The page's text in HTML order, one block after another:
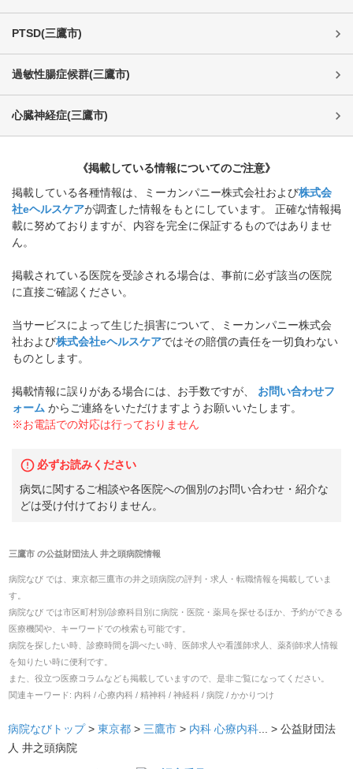
PTSD(三鷹市)
過敏性腸症候群(三鷹市)
心臓神経症(三鷹市)
《掲載している情報についてのご注意》
掲載している各種情報は、ミーカンパニー株式会社および株式会
社eヘルスケアが調査した情報をもとにしています。 正確な情報掲
載に努めておりますが、内容を完全に保証するものではありませ
ん。
掲載されている医院を受診される場合は、事前に必ず該当の医院
に直接ご確認ください。
当サービスによって生じた損害について、ミーカンパニー株式会
社および株式会社eヘルスケアではその賠償の責任を一切負わない
ものとします。
掲載情報に誤りがある場合には、お手数ですが、
お問い合わせフ
ォーム からご連絡をいただけますようお願いいたします。
※お電話での対応は行っておりません
必ずお読みください
病気に関するご相談や各医院への個別のお問い合わせ・紹介な
どは受け付けておりません。
三鷹市の公益財団法人 井之頭病院情報
病院なび では、 東京都三鷹市の井之頭病院の評判・求人・転職情報を掲載していま
す。
病院なび では市区町村別/診療科目別に病院・医院・薬局を探せるほか、予約ができる
医療機関や、キーワードでの検索も可能です。
病院を探したい時、診療時間を調べたい時、医師求人や看護師求人、薬剤師求人情報
を知りたい時に便利です。
また、役立つ医療コラムなども掲載していますので、是非ご覧になってください。
関連キーワード: 内科 / 心療内科 / 精神科 / 神経科 / 病院 / かかりつけ
病院なびトップ> 東京都 > 三鷹市 > 内科 心療内科 ... > 公益財団法
人 井之頭病院